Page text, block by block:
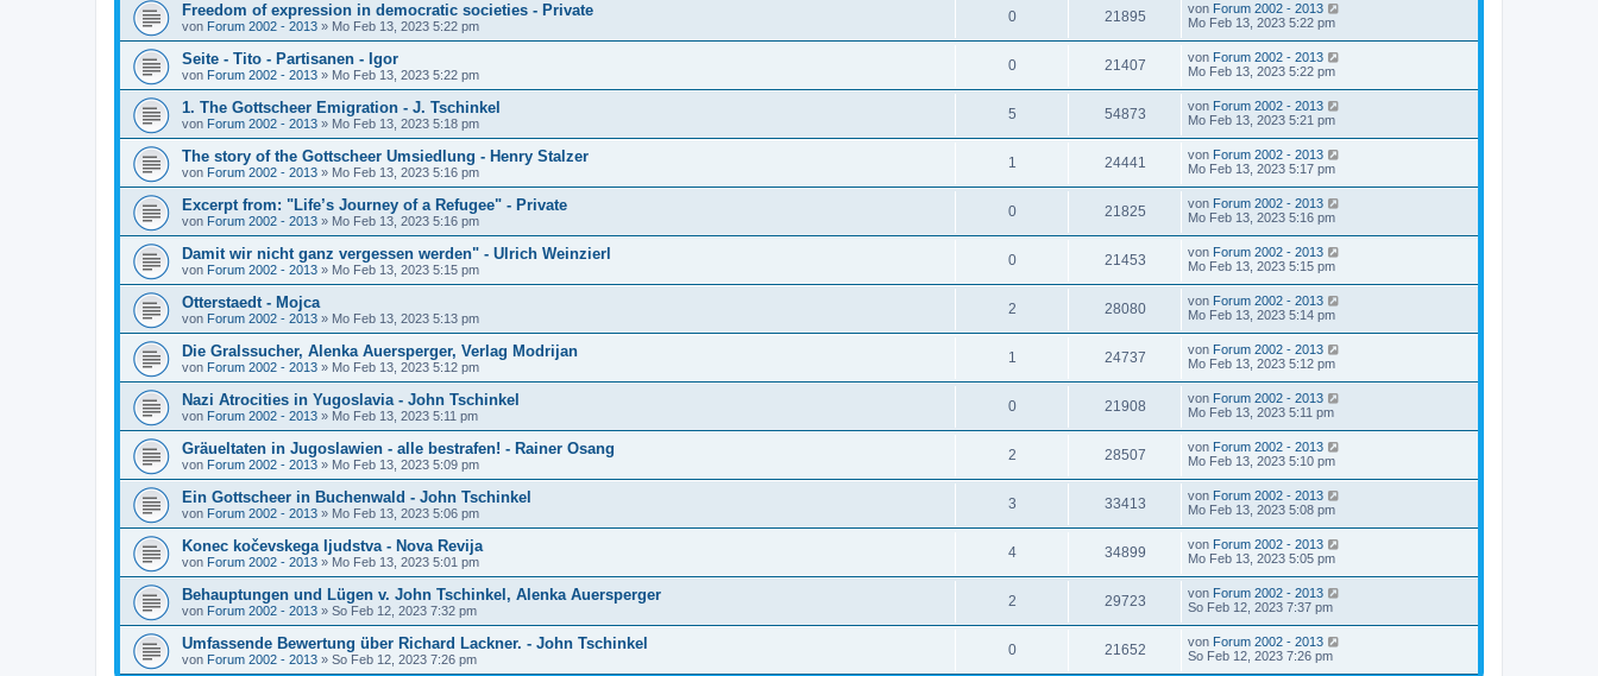
Freedom of expression in democratic societies - Private
von Forum 2002 - 2013 » Mo Feb 13, 2023 5:22 pm
0 21895 von Forum 2002 - 2013
Mo Feb 13, 2023 5:22 pm
Seite - Tito - Partisanen - Igor
von Forum 2002 - 2013 » Mo Feb 13, 2023 5:22 pm
0 21407 von Forum 2002 - 2013
Mo Feb 13, 2023 5:22 pm
1. The Gottscheer Emigration - J. Tschinkel
von Forum 2002 - 2013 » Mo Feb 13, 2023 5:18 pm
5 54873 von Forum 2002 - 2013
Mo Feb 13, 2023 5:21 pm
The story of the Gottscheer Umsiedlung - Henry Stalzer
von Forum 2002 - 2013 » Mo Feb 13, 2023 5:16 pm
1 24441 von Forum 2002 - 2013
Mo Feb 13, 2023 5:17 pm
Excerpt from: "Life’s Journey of a Refugee" - Private
von Forum 2002 - 2013 » Mo Feb 13, 2023 5:16 pm
0 21825 von Forum 2002 - 2013
Mo Feb 13, 2023 5:16 pm
Damit wir nicht ganz vergessen werden" - Ulrich Weinzierl
von Forum 2002 - 2013 » Mo Feb 13, 2023 5:15 pm
0 21453 von Forum 2002 - 2013
Mo Feb 13, 2023 5:15 pm
Otterstaedt - Mojca
von Forum 2002 - 2013 » Mo Feb 13, 2023 5:13 pm
2 28080 von Forum 2002 - 2013
Mo Feb 13, 2023 5:14 pm
Die Gralssucher, Alenka Auersperger, Verlag Modrijan
von Forum 2002 - 2013 » Mo Feb 13, 2023 5:12 pm
1 24737 von Forum 2002 - 2013
Mo Feb 13, 2023 5:12 pm
Nazi Atrocities in Yugoslavia - John Tschinkel
von Forum 2002 - 2013 » Mo Feb 13, 2023 5:11 pm
0 21908 von Forum 2002 - 2013
Mo Feb 13, 2023 5:11 pm
Gräueltaten in Jugoslawien - alle bestrafen! - Rainer Osang
von Forum 2002 - 2013 » Mo Feb 13, 2023 5:09 pm
2 28507 von Forum 2002 - 2013
Mo Feb 13, 2023 5:10 pm
Ein Gottscheer in Buchenwald - John Tschinkel
von Forum 2002 - 2013 » Mo Feb 13, 2023 5:06 pm
3 33413 von Forum 2002 - 2013
Mo Feb 13, 2023 5:08 pm
Konec kočevskega Ijudstva - Nova Revija
von Forum 2002 - 2013 » Mo Feb 13, 2023 5:01 pm
4 34899 von Forum 2002 - 2013
Mo Feb 13, 2023 5:05 pm
Behauptungen und Lügen v. John Tschinkel, Alenka Auersperger
von Forum 2002 - 2013 » So Feb 12, 2023 7:32 pm
2 29723 von Forum 2002 - 2013
So Feb 12, 2023 7:37 pm
Umfassende Bewertung über Richard Lackner. - John Tschinkel
von Forum 2002 - 2013 » So Feb 12, 2023 7:26 pm
0 21652 von Forum 2002 - 2013
So Feb 12, 2023 7:26 pm